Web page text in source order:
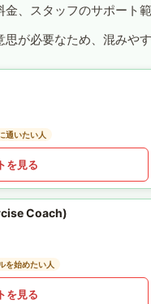
、スタッフのサポート
が必要なため、混みや
通いたい人
を見る
Coach)
を始めたい人
を見る